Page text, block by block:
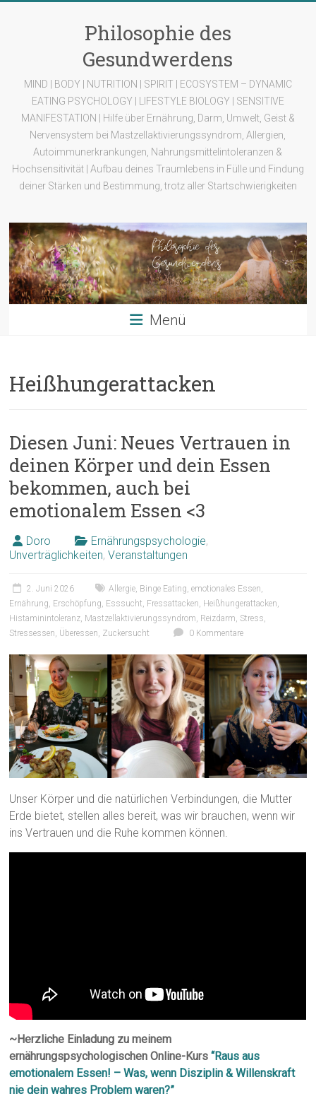
Philosophie des
Gesundwerdens
MIND | BODY | NUTRITION | SPIRIT | ECOSYSTEM – DYNAMIC
EATING PSYCHOLOGY | LIFESTYLE BIOLOGY | SENSITIVE
MANIFESTATION | Hilfe über Ernährung, Darm, Umwelt, Geist &
Nervensystem bei Mastzellaktivierungssyndrom, Allergien,
Autoimmunerkrankungen, Nahrungsmittelintoleranzen &
Hochsensitivität | Aufbau deines Traumlebens in Fülle und Findung
deiner Stärken und Bestimmung, trotz aller Startschwierigkeiten
Menü
Heißhungerattacken
Diesen Juni: Neues Vertrauen in
deinen Körper und dein Essen
bekommen, auch bei
emotionalem Essen <3
Doro Ernährungspsychologie,
Unverträglichkeiten,Veranstaltungen
2. Juni 2026 Allergie, Binge Eating,emotionales Essen,
Ernährung, Erschöpfung, Esssucht, Fressattacken, Heißhungerattacken,
Histaminintoleranz, Mastzellaktivierungssyndrom, Reizdarm, Stress,
Stressessen, Überessen, Zuckersucht 0 Kommentare
Unser Körper und die natürlichen Verbindungen, die Mutter
Erde bietet, stellen alles bereit, was wir brauchen, wenn wir
ins Vertrauen und die Ruhe kommen können.
~Herzliche Einladung zu meinem
ernährungspsychologischen Online-Kurs“Raus aus
emotionalem Essen! – Was, wenn Disziplin & Willenskraft
nie dein wahres Problem waren?”